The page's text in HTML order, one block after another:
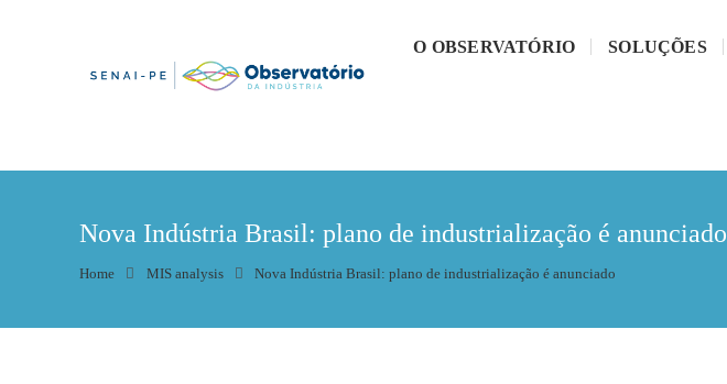
O OBSERVATÓRIO SOLUÇÕES
Nova Indústria Brasil: plano de industrialização é anunciado
Home MIS analysis Nova Indústria Brasil: plano de industrialização é anunciado